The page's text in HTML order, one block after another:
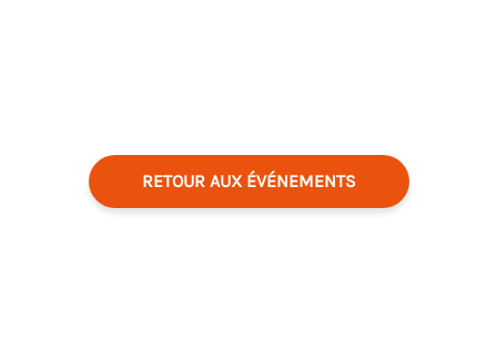
RETOUR AUX ÉVÉNEMENTS